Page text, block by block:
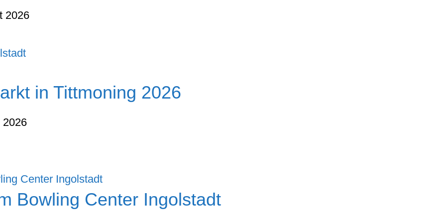
2026
in Tittmoning 2026
2026
Bowling Center Ingolstadt